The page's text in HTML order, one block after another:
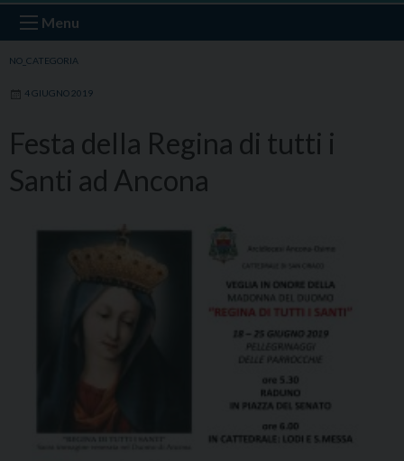
Ancona Osimo
Menu
NO_CATEGORIA
4 GIUGNO 2019
Festa della Regina di tutti i
Santi ad Ancona